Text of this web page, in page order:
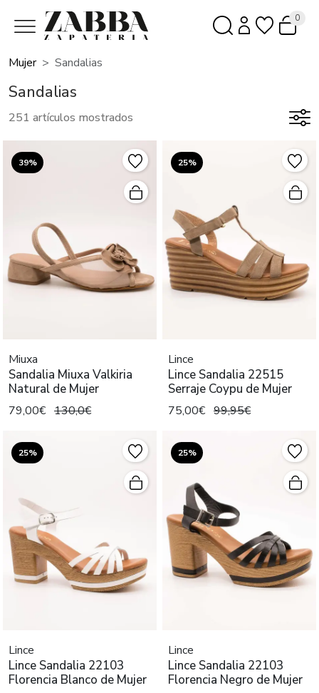
0
Mujer Sandalias
Sandalias
251 artículos mostrados
39%
Miuxa
Sandalia Miuxa Valkiria
Natural de Mujer
79,00€ 130,0€
25%
Lince
Lince Sandalia 22515
Serraje Coypu de Mujer
75,00€ 99,95€
25%
Lince
Lince Sandalia 22103
Florencia Blanco de Mujer
25%
Lince
Lince Sandalia 22103
Florencia Negro de Mujer